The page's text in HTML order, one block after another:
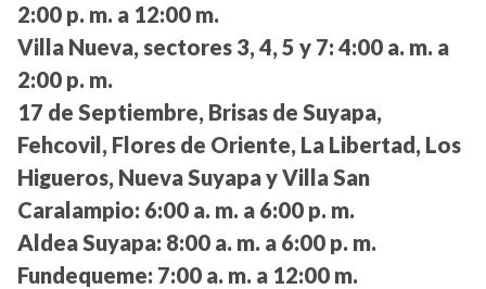
2:00 p. m. a 12:00 m.
Villa Nueva, sectores 3, 4, 5 y 7: 4:00 a. m. a
2:00 p. m.
17 de Septiembre, Brisas de Suyapa,
Fehcovil, Flores de Oriente, La Libertad, Los
Higueros, Nueva Suyapa y Villa San
Caralampio: 6:00 a. m. a 6:00 p. m.
Aldea Suyapa: 8:00 a. m. a 6:00 p. m.
Fundequeme: 7:00 a. m. a 12:00 m.